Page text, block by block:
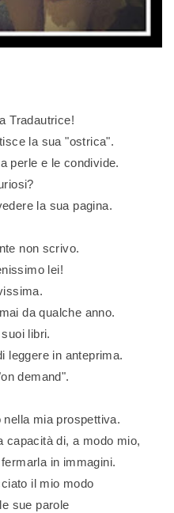
Tradautrice!
la sua "ostrica".
perle e le condivide.
la sua pagina.
non scrivo.
lei!
da qualche anno.
libri.
leggere in anteprima.
demand".
mia prospettiva.
capacità di, a modo mio,
in immagini.
il mio modo
sue parole